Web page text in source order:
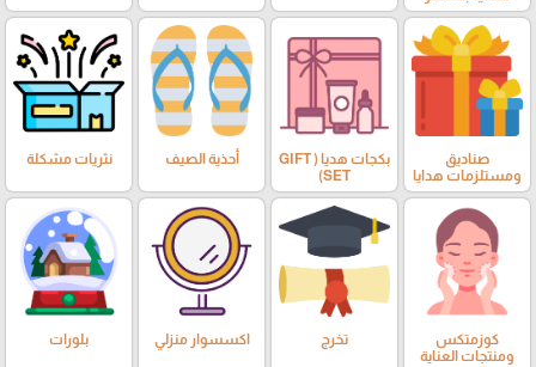
صناديق
ومستلزمات هدايا
بكجات هديا ( GIFT
SET)
أحذية الصيف نثريات مشكلة
كوزمتكس
ومنتجات العناية
تخرج اكسسوار منزلي بلورات